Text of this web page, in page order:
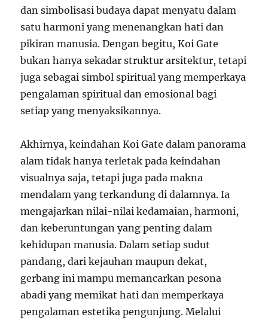
dan simbolisasi budaya dapat menyatu dalam
satu harmoni yang menenangkan hati dan
pikiran manusia. Dengan begitu, Koi Gate
bukan hanya sekadar struktur arsitektur, tetapi
juga sebagai simbol spiritual yang memperkaya
pengalaman spiritual dan emosional bagi
setiap yang menyaksikannya.
Akhirnya, keindahan Koi Gate dalam panorama
alam tidak hanya terletak pada keindahan
visualnya saja, tetapi juga pada makna
mendalam yang terkandung di dalamnya. Ia
mengajarkan nilai-nilai kedamaian, harmoni,
dan keberuntungan yang penting dalam
kehidupan manusia. Dalam setiap sudut
pandang, dari kejauhan maupun dekat,
gerbang ini mampu memancarkan pesona
abadi yang memikat hati dan memperkaya
pengalaman estetika pengunjung. Melalui